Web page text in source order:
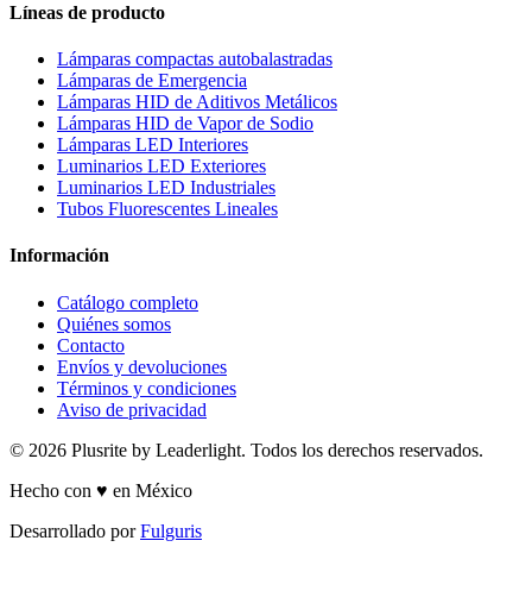
Líneas de producto
Lámparas compactas autobalastradas
Lámparas de Emergencia
Lámparas HID de Aditivos Metálicos
Lámparas HID de Vapor de Sodio
Lámparas LED Interiores
Luminarios LED Exteriores
Luminarios LED Industriales
Tubos Fluorescentes Lineales
Información
Catálogo completo
Quiénes somos
Contacto
Envíos y devoluciones
Términos y condiciones
Aviso de privacidad
© 2026 Plusrite by Leaderlight. Todos los derechos reservados.
Hecho con ♥ en México
Desarrollado porFulguris